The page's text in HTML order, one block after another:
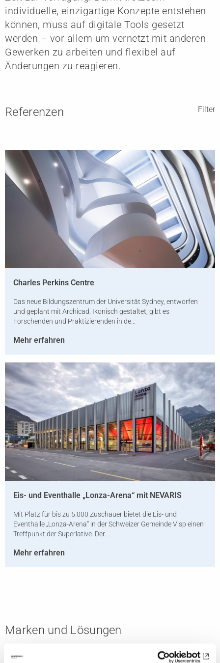
individuelle, einzigartige Konzepte entstehen
können, muss auf digitale Tools gesetzt
werden – vor allem um vernetzt mit anderen
Gewerken zu arbeiten und flexibel auf
Änderungen zu reagieren.
Referenzen Filter
Charles Perkins Centre
Das neue Bildungszentrum der Universität Sydney, entworfen
und geplant mit Archicad. Ikonisch gestaltet, gibt es
Forschenden und Praktizierenden in de...
Mehr erfahren
Eis- und Eventhalle „Lonza-Arena“ mit NEVARIS
Mit Platz für bis zu 5.000 Zuschauer bietet die Eis- und
Eventhalle „Lonza-Arena“ in der Schweizer Gemeinde Visp einen
Treffpunkt der Superlative. Der...
Mehr erfahren
Marken und Lösungen
Alle Marken anzeigen